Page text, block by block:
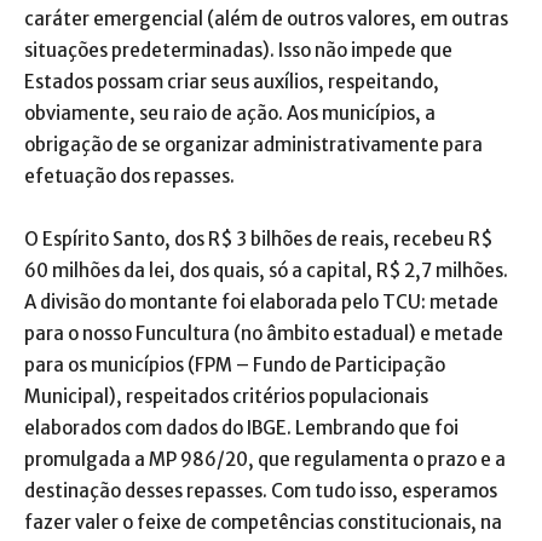
caráter emergencial (além de outros valores, em outras
situações predeterminadas). Isso não impede que
Estados possam criar seus auxílios, respeitando,
obviamente, seu raio de ação. Aos municípios, a
obrigação de se organizar administrativamente para
efetuação dos repasses.
O Espírito Santo, dos R$ 3 bilhões de reais, recebeu R$
60 milhões da lei, dos quais, só a capital, R$ 2,7 milhões.
A divisão do montante foi elaborada pelo TCU: metade
para o nosso Funcultura (no âmbito estadual) e metade
para os municípios (FPM – Fundo de Participação
Municipal), respeitados critérios populacionais
elaborados com dados do IBGE. Lembrando que foi
promulgada a MP 986/20, que regulamenta o prazo e a
destinação desses repasses. Com tudo isso, esperamos
fazer valer o feixe de competências constitucionais, na